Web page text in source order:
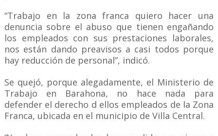
“Trabajo en la zona franca quiero hacer una
denuncia sobre el abuso que tienen engañando
los empleados con sus prestaciones laborales,
nos están dando preavisos a casi todos porque
hay reducción de personal”, indicó.
Se quejó, porque alegadamente, el Ministerio de
Trabajo en Barahona, no hace nada para
defender el derecho d ellos empleados de la Zona
Franca, ubicada en el municipio de Villa Central.